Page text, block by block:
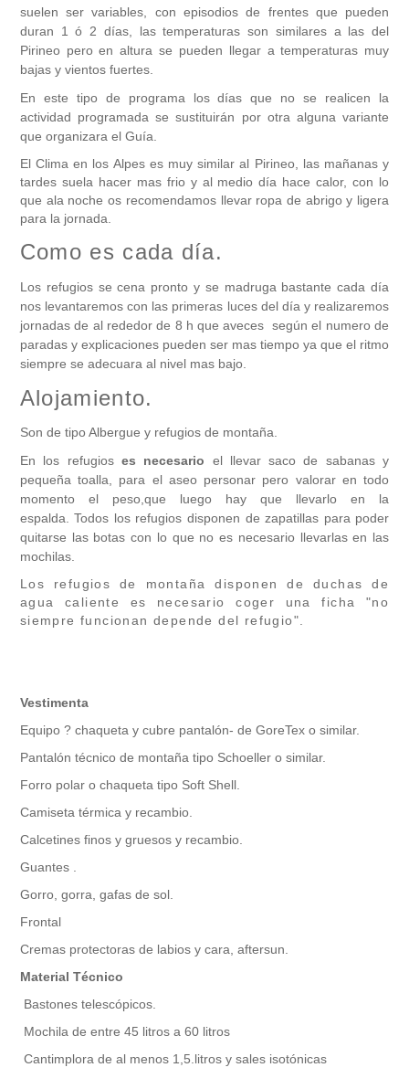
suelen ser variables, con episodios de frentes que pueden
duran 1 ó 2 días, las temperaturas son similares a las del
Pirineo pero en altura se pueden llegar a temperaturas muy
bajas y vientos fuertes.
En este tipo de programa los días que no se realicen la
actividad programada se sustituirán por otra alguna variante
que organizara el Guía.
El Clima en los Alpes es muy similar al Pirineo, las mañanas y
tardes suela hacer mas frio y al medio día hace calor, con lo
que ala noche os recomendamos llevar ropa de abrigo y ligera
para la jornada.
Como es cada día.
Los refugios se cena pronto y se madruga bastante cada día
nos levantaremos con las primeras luces del día y realizaremos
jornadas de al rededor de 8 h que aveces según el numero de
paradas y explicaciones pueden ser mas tiempo ya que el ritmo
siempre se adecuara al nivel mas bajo.
Alojamiento.
Son de tipo Albergue y refugios de montaña.
En los refugios es necesario el llevar saco de sabanas y
pequeña toalla, para el aseo personar pero valorar en todo
momento el peso,que luego hay que llevarlo en la
espalda. Todos los refugios disponen de zapatillas para poder
quitarse las botas con lo que no es necesario llevarlas en las
mochilas.
Los refugios de montaña disponen de duchas de
agua caliente es necesario coger una ficha "no
siempre funcionan depende del refugio".
Vestimenta
Equipo ? chaqueta y cubre pantalón- de GoreTex o similar.
Pantalón técnico de montaña tipo Schoeller o similar.
Forro polar o chaqueta tipo Soft Shell.
Camiseta térmica y recambio.
Calcetines finos y gruesos y recambio.
Guantes .
Gorro, gorra, gafas de sol.
Frontal
Cremas protectoras de labios y cara, aftersun.
Material Técnico
Bastones telescópicos.
Mochila de entre 45 litros a 60 litros
Cantimplora de al menos 1,5.litros y sales isotónicas